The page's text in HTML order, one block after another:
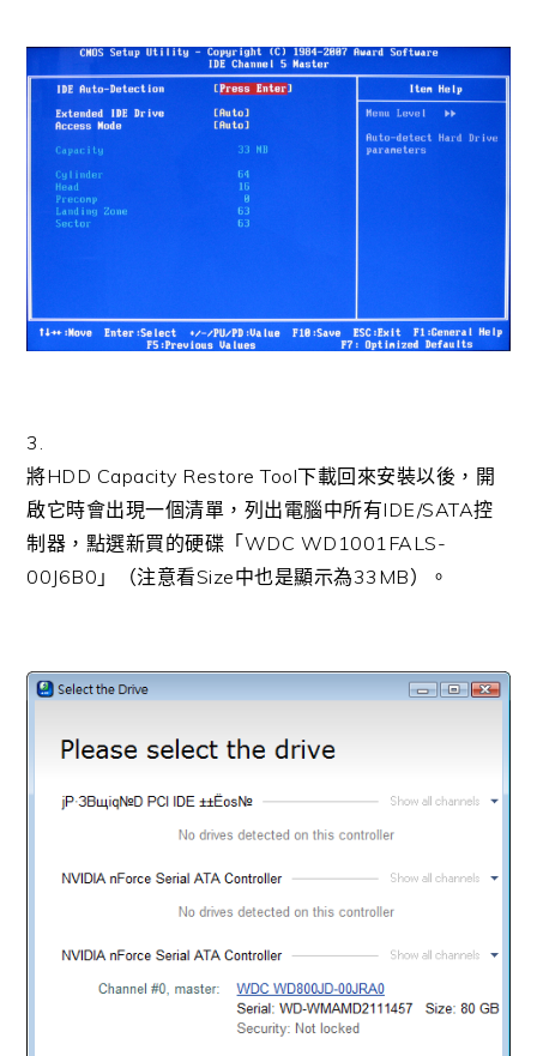
3.
將HDD Capacity Restore Tool下載回來安裝以後，開
啟它時會出現一個清單，列出電腦中所有IDE/SATA控
制器，點選新買的硬碟「WDC WD1001FALS-
00J6B0」（注意看Size中也是顯示為33MB）。